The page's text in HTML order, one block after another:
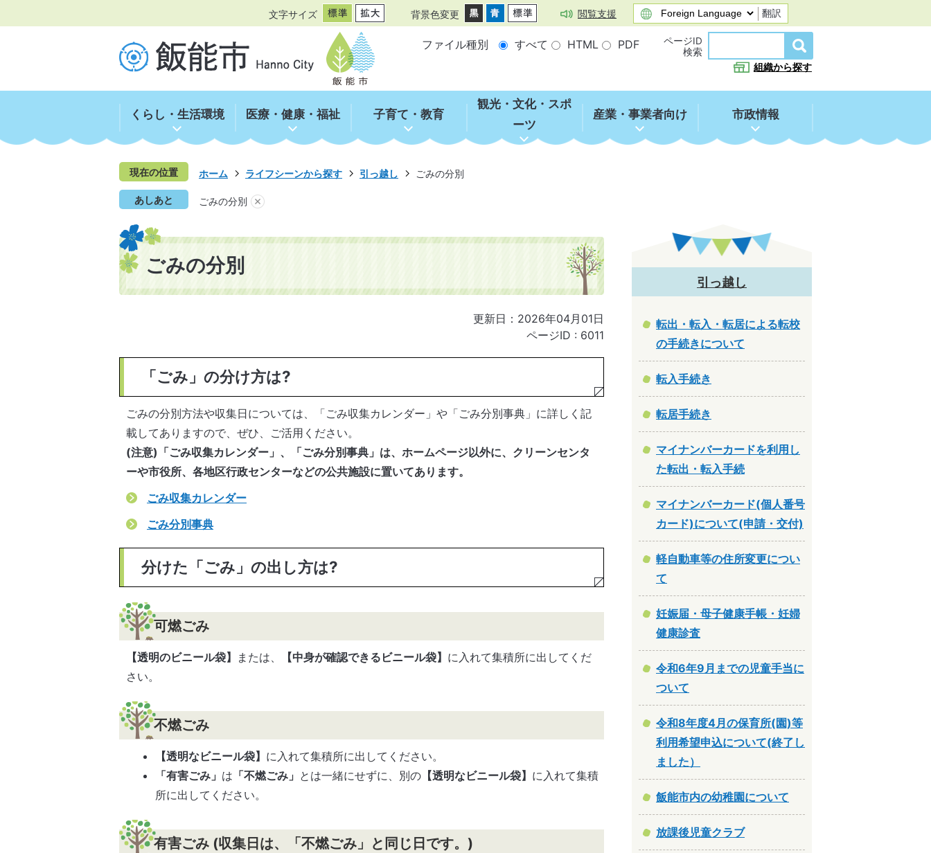
文字サイズ 背景色変更 閲覧支援 翻訳
ファイル種別 すべて HTML PDF
ページID
検索
組織から探す
くらし・生活環境 医療・健康・福祉 子育て・教育
観光・文化・スポ
ーツ
産業・事業者向け 市政情報
現在の位置 ホーム ライフシーンから探す 引っ越し ごみの分別
あしあと ごみの分別
ごみの分別
更新日：2026年04月01日
ページID : 6011
「ごみ」の分け方は?
ごみの分別方法や収集日については、「ごみ収集カレンダー」や「ごみ分別事典」に詳しく記
載してありますので、ぜひ、ご活用ください。
(注意)「ごみ収集カレンダー」、「ごみ分別事典」は、ホームページ以外に、クリーンセンタ
ーや市役所、各地区行政センターなどの公共施設に置いてあります。
ごみ収集カレンダー
ごみ分別事典
分けた「ごみ」の出し方は?
可燃ごみ
【透明のビニール袋】 または、 【中身が確認できるビニール袋】 に入れて集積所に出してくだ
さい。
不燃ごみ
【透明なビニール袋】 に入れて集積所に出してください。
「有害ごみ」 は 「不燃ごみ」 とは一緒にせずに、別の 【透明なビニール袋】 に入れて集積
所に出してください。
有害ごみ (収集日は、「不燃ごみ」と同じ日です。)
引っ越し
転出・転入・転居による転校
の手続きについて
転入手続き
転居手続き
マイナンバーカードを利用し
た転出・転入手続
マイナンバーカード(個人番号
カード)について(申請・交付)
軽自動車等の住所変更につい
て
妊娠届・母子健康手帳・妊婦
健康診査
令和6年9月までの児童手当に
ついて
令和8年度4月の保育所(園)等
利用希望申込について(終了し
ました）
飯能市内の幼稚園について
放課後児童クラブ